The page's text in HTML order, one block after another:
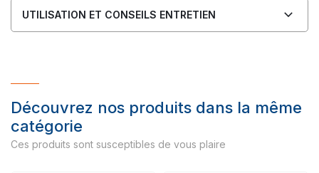
UTILISATION ET CONSEILS ENTRETIEN
Découvrez nos produits dans la même
catégorie
Ces produits sont susceptibles de vous plaire